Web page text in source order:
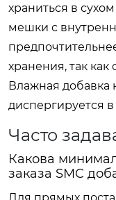
храниться в
мешки с
хранения, так
Влажная добавка
диспергируется
Часто
Какова
заказа SMC
Для прямых